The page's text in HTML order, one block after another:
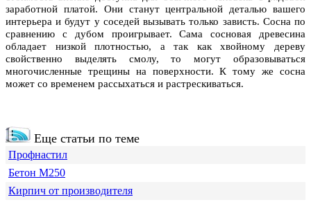
заработной платой. Они станут центральной деталью вашего
интерьера и будут у соседей вызывать только зависть. Сосна по
сравнению с дубом проигрывает. Сама сосновая древесина
обладает низкой плотностью, а так как хвойному дереву
свойственно выделять смолу, то могут образовываться
многочисленные трещины на поверхности. К тому же сосна
может со временем рассыхаться и растрескиваться.
Еще статьи по теме
Профнастил
Бетон М250
Кирпич от производителя